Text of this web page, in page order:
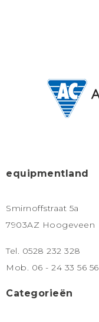
equipmentland
Smirnoffstraat 5a
7903AZ Hoogeveen
Tel. 0528 232 328
Mob. 06 - 24 33 56 56
Categorieën